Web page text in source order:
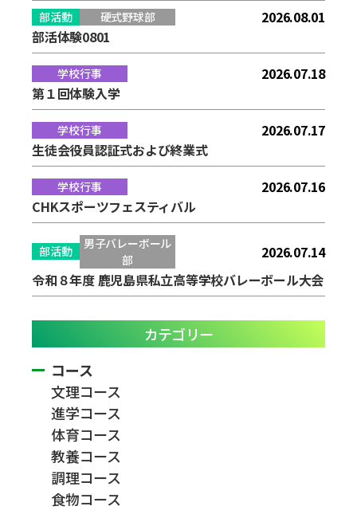
部活動 硬式野球部
2026.08.01
部活体験0801
学校行事
2026.07.18
第１回体験入学
学校行事
2026.07.17
生徒会役員認証式および終業式
学校行事
2026.07.16
CHKスポーツフェスティバル
部活動
男子バレーボール
部
2026.07.14
令和８年度 鹿児島県私立高等学校バレーボール大会
カテゴリー
コース
文理コース
進学コース
体育コース
教養コース
調理コース
食物コース